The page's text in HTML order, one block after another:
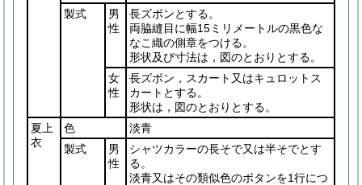
製式
男
性
長ズボンとする。
両脇縫目に幅15ミリメートルの黒色な
なこ織の側章をつける。
形状及び寸法は，図のとおりとする。
女
性
長ズボン，スカート又はキュロットス
カートとする。
形状は，図のとおりとする。
夏上
衣
色
淡青
製式
男
性
シャツカラーの長そで又は半そでとす
る。
淡青又はその類似色のボタンを1行につ